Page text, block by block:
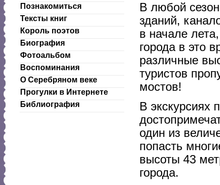
Познакомиться
Тексты книг
Король поэтов
Биография
Фотоальбом
Воспоминания
О Серебряном веке
Прогулки в Интернете
Библиография
В любой
зданий,
в начале
города в это
различные
туристов
мостов!
В экскурсиях
один из
попасть
высоты 43
города.